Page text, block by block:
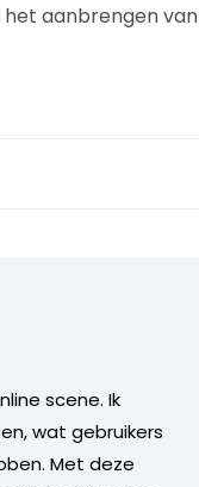
aanbrengen van
scene. Ik
wat gebruikers
Met deze